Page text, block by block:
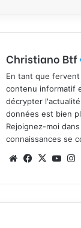
Christiano Btf
En tant que
contenu informatif
décrypter
données est bien
Rejoignez-moi
connaissances se
We
te
Fa
bo
ok
X
Yo
ub
e